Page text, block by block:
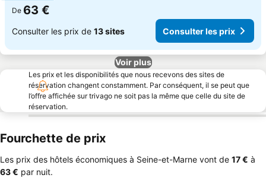
De 63 €
Consulter les prix de 13 sites Consulter les prix
Voir plus
Les prix et les disponibilités que nous recevons des sites de
réservation changent constamment. Par conséquent, il se peut que
l’offre affichée sur trivago ne soit pas la même que celle du site de
réservation.
Fourchette de prix
Les prix des hôtels économiques à Seine-et-Marne vont de ‎17 € à
‎63 € par nuit.